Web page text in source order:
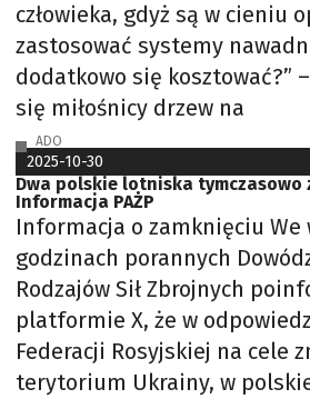
człowieka, gdyż są w cieniu
zastosować systemy
dodatkowo się kosztować?”
się miłośnicy drzew na
ADO
2025-10-30
Dwa polskie lotniska tymczasowo
Informacja PAŻP
Informacja o zamknięciu We
godzinach porannych
Rodzajów Sił Zbrojnych
platformie X, że w
Federacji Rosyjskiej na cele
terytorium Ukrainy, w